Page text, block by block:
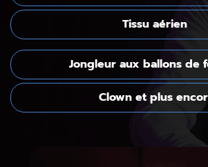
Tissu aérien
Jongleur aux ballons de
Clown et plus